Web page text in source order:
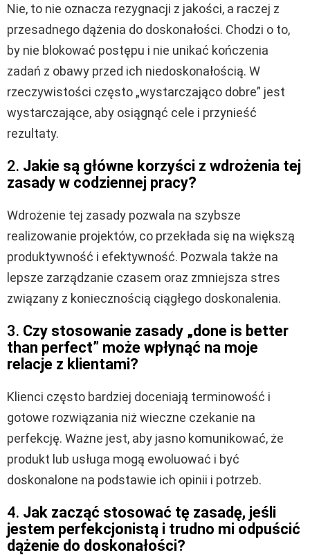
Nie, to nie oznacza rezygnacji z jakości, a raczej z
przesadnego dążenia do doskonałości. Chodzi o to,
by nie blokować postępu i nie unikać kończenia
zadań z obawy przed ich niedoskonałością. W
rzeczywistości często „wystarczająco dobre” jest
wystarczające, aby osiągnąć cele i przynieść
rezultaty.
2. Jakie są główne korzyści z wdrożenia tej
zasady w codziennej pracy?
Wdrożenie tej zasady pozwala na szybsze
realizowanie projektów, co przekłada się na większą
produktywność i efektywność. Pozwala także na
lepsze zarządzanie czasem oraz zmniejsza stres
związany z koniecznością ciągłego doskonalenia.
3. Czy stosowanie zasady „done is better
than perfect” może wpłynąć na moje
relacje z klientami?
Klienci często bardziej doceniają terminowość i
gotowe rozwiązania niż wieczne czekanie na
perfekcję. Ważne jest, aby jasno komunikować, że
produkt lub usługa mogą ewoluować i być
doskonalone na podstawie ich opinii i potrzeb.
4. Jak zacząć stosować tę zasadę, jeśli
jestem perfekcjonistą i trudno mi odpuścić
dążenie do doskonałości?